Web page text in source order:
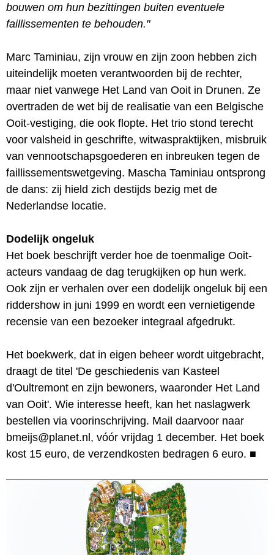
bouwen om hun bezittingen buiten eventuele
faillissementen te behouden."
Marc Taminiau, zijn vrouw en zijn zoon hebben zich
uiteindelijk moeten verantwoorden bij de rechter,
maar niet vanwege Het Land van Ooit in Drunen. Ze
overtraden de wet bij de realisatie van een Belgische
Ooit-vestiging, die ook flopte. Het trio stond terecht
voor valsheid in geschrifte, witwaspraktijken, misbruik
van vennootschapsgoederen en inbreuken tegen de
faillissementswetgeving. Mascha Taminiau ontsprong
de dans: zij hield zich destijds bezig met de
Nederlandse locatie.
Dodelijk ongeluk
Het boek beschrijft verder hoe de toenmalige Ooit-
acteurs vandaag de dag terugkijken op hun werk.
Ook zijn er verhalen over een dodelijk ongeluk bij een
riddershow in juni 1999 en wordt een vernietigende
recensie van een bezoeker integraal afgedrukt.
Het boekwerk, dat in eigen beheer wordt uitgebracht,
draagt de titel 'De geschiedenis van Kasteel
d'Oultremont en zijn bewoners, waaronder Het Land
van Ooit'. Wie interesse heeft, kan het naslagwerk
bestellen via voorinschrijving. Mail daarvoor naar
bmeijs@planet.nl, vóór vrijdag 1 december. Het boek
kost 15 euro, de verzendkosten bedragen 6 euro. ■